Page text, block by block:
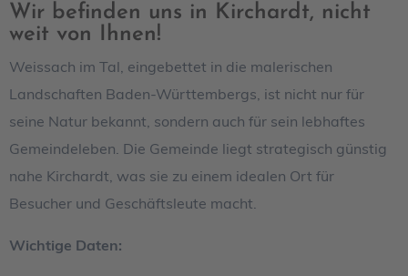
Wir befinden uns in Kirchardt, nicht
weit von Ihnen!
Weissach im Tal, eingebettet in die malerischen
Landschaften Baden-Württembergs, ist nicht nur für
seine Natur bekannt, sondern auch für sein lebhaftes
Gemeindeleben. Die Gemeinde liegt strategisch günstig
nahe Kirchardt, was sie zu einem idealen Ort für
Besucher und Geschäftsleute macht.
Wichtige Daten: